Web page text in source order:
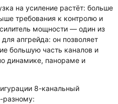
на усиление растёт: больше
требования к контролю и
мощности — один из
апгрейда: он позволяет
большую часть каналов и
динамике, панораме и
8-канальный
разному: